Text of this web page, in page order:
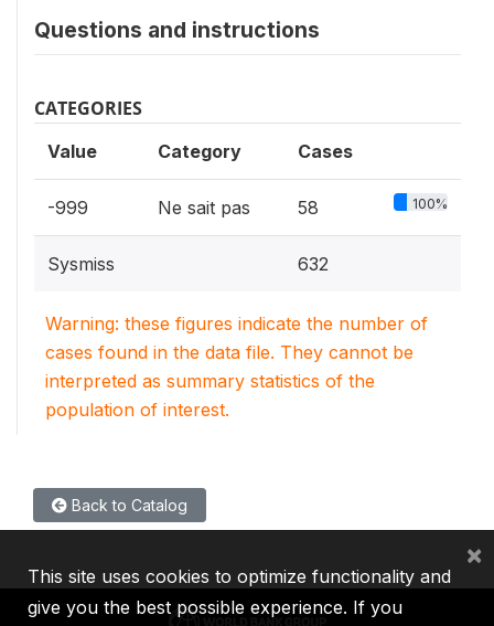
Questions and instructions
CATEGORIES
Value Category Cases
-999 Ne sait pas 58 100%
Sysmiss 632
Warning: these figures indicate the number of
cases found in the data file. They cannot be
interpreted as summary statistics of the
population of interest.
Back to Catalog
This site uses cookies to optimize functionality and
give you the best possible experience. If you
×